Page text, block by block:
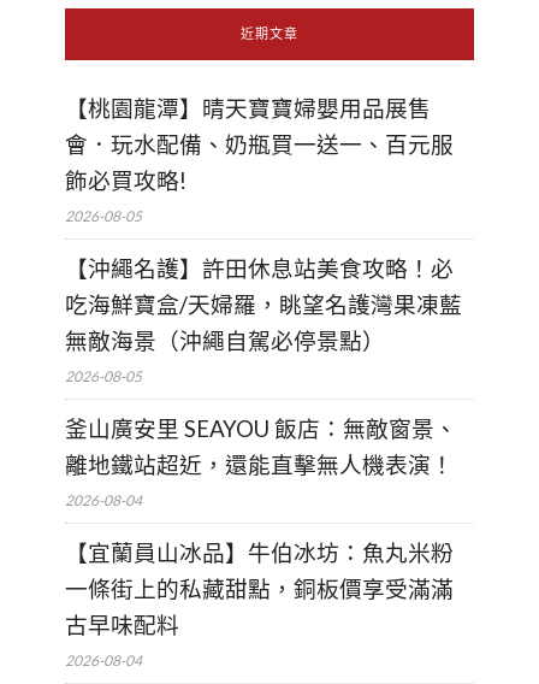
近期文章
【桃園龍潭】晴天寶寶婦嬰用品展售
會．玩水配備、奶瓶買一送一、百元服
飾必買攻略!
2026-08-05
【沖繩名護】許田休息站美食攻略！必
吃海鮮寶盒/天婦羅，眺望名護灣果凍藍
無敵海景（沖繩自駕必停景點）
2026-08-05
釜山廣安里 SEAYOU 飯店：無敵窗景、
離地鐵站超近，還能直擊無人機表演！
2026-08-04
【宜蘭員山冰品】牛伯冰坊：魚丸米粉
一條街上的私藏甜點，銅板價享受滿滿
古早味配料
2026-08-04